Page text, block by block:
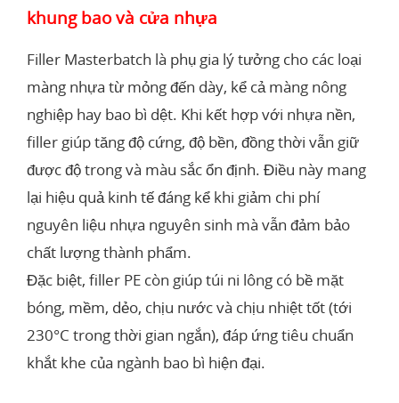
khung bao và cửa nhựa
Filler Masterbatch là phụ gia lý tưởng cho các loại
màng nhựa từ mỏng đến dày, kể cả màng nông
nghiệp hay bao bì dệt. Khi kết hợp với nhựa nền,
filler giúp tăng độ cứng, độ bền, đồng thời vẫn giữ
được độ trong và màu sắc ổn định. Điều này mang
lại hiệu quả kinh tế đáng kể khi giảm chi phí
nguyên liệu nhựa nguyên sinh mà vẫn đảm bảo
chất lượng thành phẩm.
Đặc biệt, filler PE còn giúp túi ni lông có bề mặt
bóng, mềm, dẻo, chịu nước và chịu nhiệt tốt (tới
230°C trong thời gian ngắn), đáp ứng tiêu chuẩn
khắt khe của ngành bao bì hiện đại.